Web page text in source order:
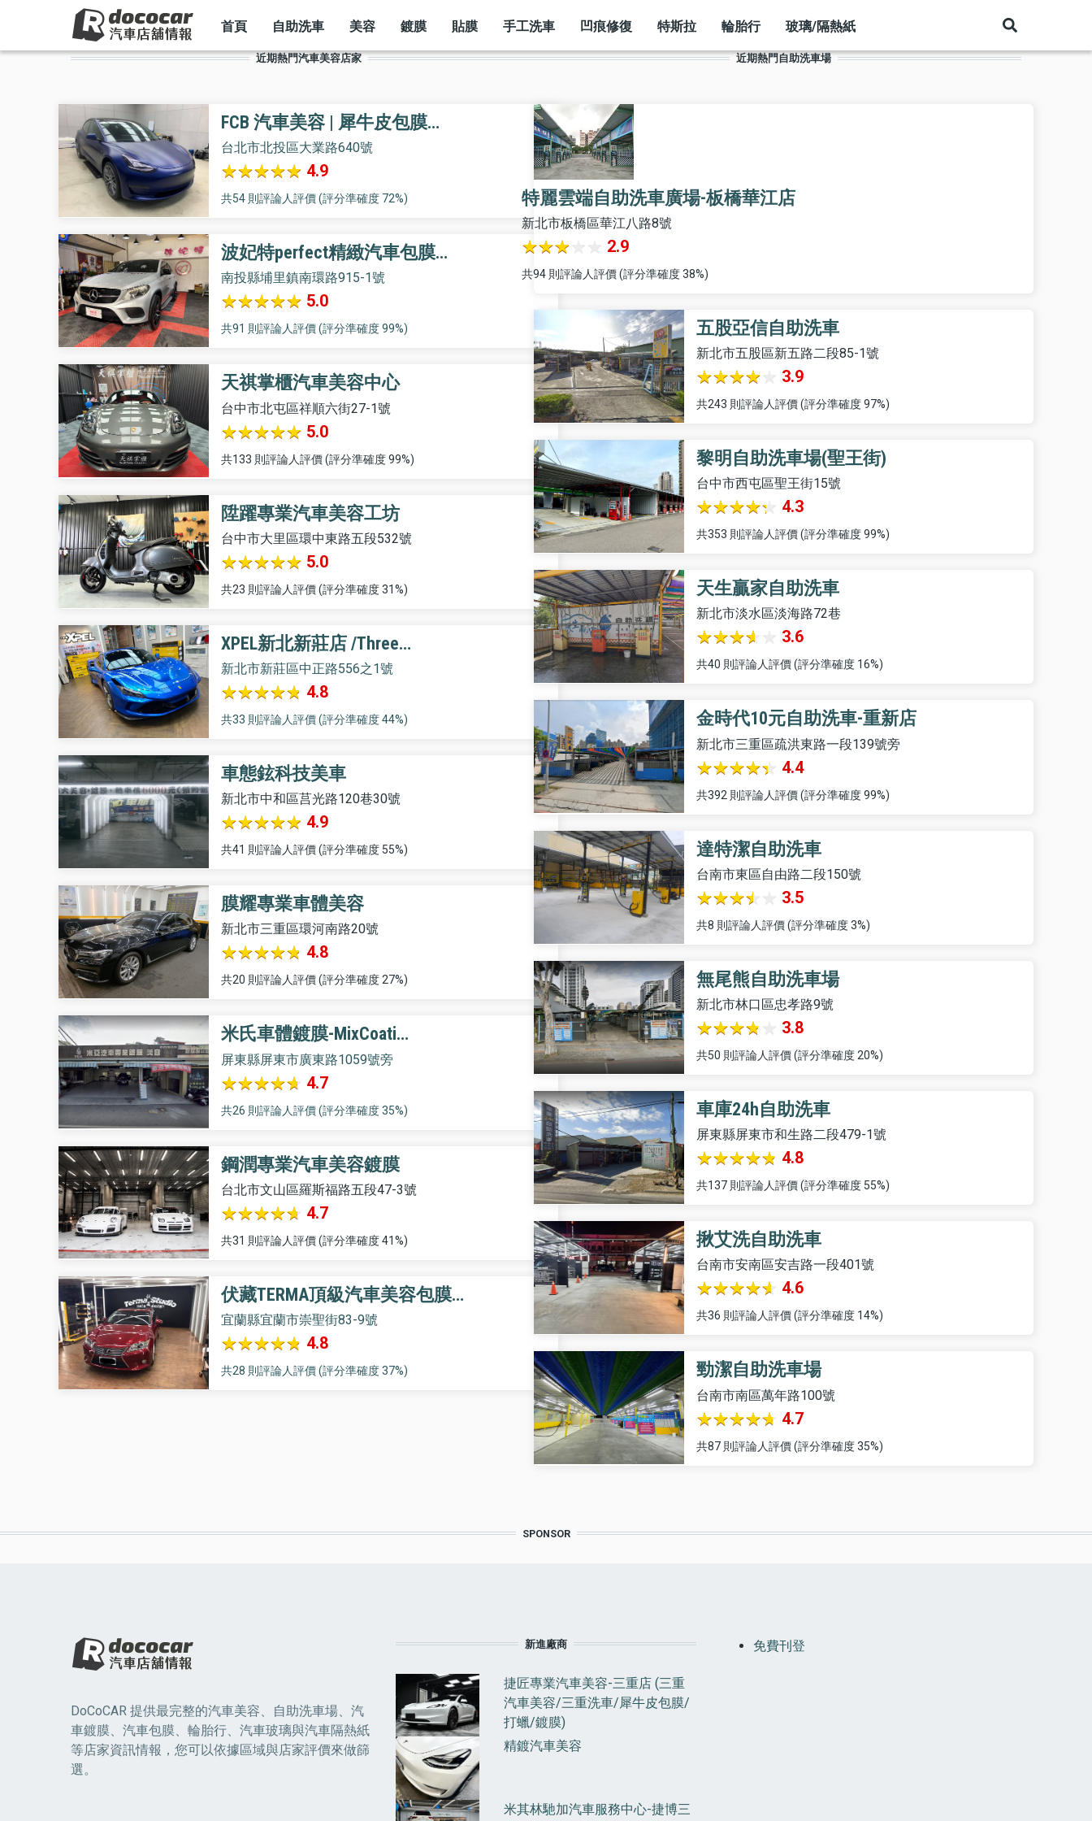
NAVIGATION
首頁 自助洗車 美容 鍍膜 貼膜 手工洗車 凹痕修復 特斯拉 輪胎行 玻璃/隔熱紙
近期熱門汽車美容店家
FCB 汽車美容 | 犀牛皮包膜…
台北市北投區大業路640號
4.9
共54 則評論人評價 (評分準確度 72%)
波妃特perfect精緻汽車包膜…
南投縣埔里鎮南環路915-1號
5.0
共91 則評論人評價 (評分準確度 99%)
天祺掌櫃汽車美容中心
台中市北屯區祥順六街27-1號
5.0
共133 則評論人評價 (評分準確度 99%)
陞躍專業汽車美容工坊
台中市大里區環中東路五段532號
5.0
共23 則評論人評價 (評分準確度 31%)
XPEL新北新莊店 /Three…
新北市新莊區中正路556之1號
4.8
共33 則評論人評價 (評分準確度 44%)
車態鉉科技美車
新北市中和區莒光路120巷30號
4.9
共41 則評論人評價 (評分準確度 55%)
膜耀專業車體美容
新北市三重區環河南路20號
4.8
共20 則評論人評價 (評分準確度 27%)
米氏車體鍍膜-MixCoati…
屏東縣屏東市廣東路1059號旁
4.7
共26 則評論人評價 (評分準確度 35%)
鋼潤專業汽車美容鍍膜
台北市文山區羅斯福路五段47-3號
4.7
共31 則評論人評價 (評分準確度 41%)
伏藏TERMA頂級汽車美容包膜…
宜蘭縣宜蘭市崇聖街83-9號
4.8
共28 則評論人評價 (評分準確度 37%)
近期熱門自助洗車場
特麗雲端自助洗車廣場-板橋華江店
新北市板橋區華江八路8號
2.9
共94 則評論人評價 (評分準確度 38%)
五股亞信自助洗車
新北市五股區新五路二段85-1號
3.9
共243 則評論人評價 (評分準確度 97%)
黎明自助洗車場(聖王街)
台中市西屯區聖王街15號
4.3
共353 則評論人評價 (評分準確度 99%)
天生贏家自助洗車
新北市淡水區淡海路72巷
3.6
共40 則評論人評價 (評分準確度 16%)
金時代10元自助洗車-重新店
新北市三重區疏洪東路一段139號旁
4.4
共392 則評論人評價 (評分準確度 99%)
達特潔自助洗車
台南市東區自由路二段150號
3.5
共8 則評論人評價 (評分準確度 3%)
無尾熊自助洗車場
新北市林口區忠孝路9號
3.8
共50 則評論人評價 (評分準確度 20%)
車庫24h自助洗車
屏東縣屏東市和生路二段479-1號
4.8
共137 則評論人評價 (評分準確度 55%)
揪艾洗自助洗車
台南市安南區安吉路一段401號
4.6
共36 則評論人評價 (評分準確度 14%)
勁潔自助洗車場
台南市南區萬年路100號
4.7
共87 則評論人評價 (評分準確度 35%)
SPONSOR
DoCoCAR 提供最完整的汽車美容、自助洗車場、汽
車鍍膜、汽車包膜、輪胎行、汽車玻璃與汽車隔熱紙
等店家資訊情報，您可以依據區域與店家評價來做篩
選。
新進廠商
捷匠專業汽車美容-三重店 (三重
汽車美容/三重洗車/犀牛皮包膜/
打蠟/鍍膜)
精鍍汽車美容
米其林馳加汽車服務中心-捷博三
MENU免費刊登